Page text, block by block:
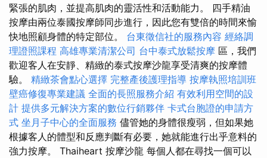
緊張的肌肉，並提高肌肉的靈活性和活動能力。 四手精油
按摩由兩位泰國按摩師同步進行，因此您有雙倍的時間來愉
快地照顧身體的特定部位。 台東徵信社的服務內容 經絡調
理證照課程 高雄專業清潔公司 台中泰式放鬆按摩 區，我們
歡迎客人在安靜、精緻的泰式按摩沙龍享受清爽的按摩體
驗。 精緻茶會點心選擇 完整產後護理指導 按摩執照培訓班
壁癌修復專業建議 全面的長照服務介紹 有效利用空間的設
計 提供多元解決方案的數位行銷夥伴 卡式台胞證的申請方
式 坐月子中心的全面服務 儘管她的身體很瘦弱，但如果她
根據客人的體型和反應判斷有必要，她就能進行出乎意料的
強力按摩。 Thaiheart 按摩沙龍 每個人都在尋找一個可以